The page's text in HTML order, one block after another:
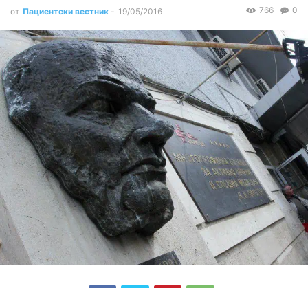
от Пациентски вестник - 19/05/2016 0
766